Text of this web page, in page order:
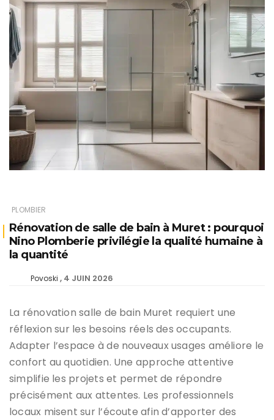
PLOMBIER
Rénovation de salle de bain à Muret : pourquoi
Nino Plomberie privilégie la qualité humaine à
la quantité
Povoski 4 JUIN 2026
La rénovation salle de bain Muret requiert une
réflexion sur les besoins réels des occupants.
Adapter l’espace à de nouveaux usages améliore le
confort au quotidien. Une approche attentive
simplifie les projets et permet de répondre
précisément aux attentes. Les professionnels
locaux misent sur l’écoute afin d’apporter des